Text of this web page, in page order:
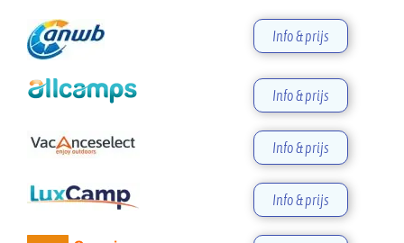
Info & prijs
Info & prijs
Info & prijs
Info & prijs